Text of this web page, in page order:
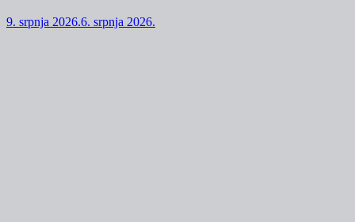
9. srpnja 2026.6. srpnja 2026.